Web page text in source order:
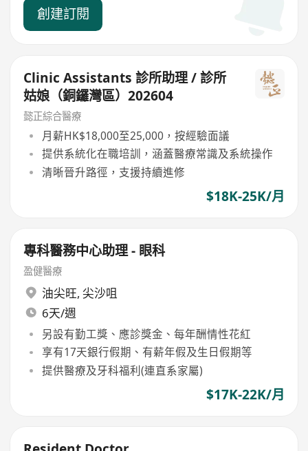
創建訂閱
Clinic Assistants 診所助理 / 診所
姑娘（銅鑼灣區）202604
懿正綜合醫療
月薪HK$18,000至25,000，按經驗面議
提供系統化在職培訓，涵蓋醫療常識及系統操作
清晰晉升路徑，支援持續進修
$18K-25K/月
專科醫務中心助理 - 眼科
盈健醫療
油尖旺, 尖沙咀
6天/週
另設有勤工獎、應診獎金、每年酬情性花紅
享有17天銀行假期、有薪年假及生日假期等
提供醫療及牙科福利(連直系家屬)
$17K-22K/月